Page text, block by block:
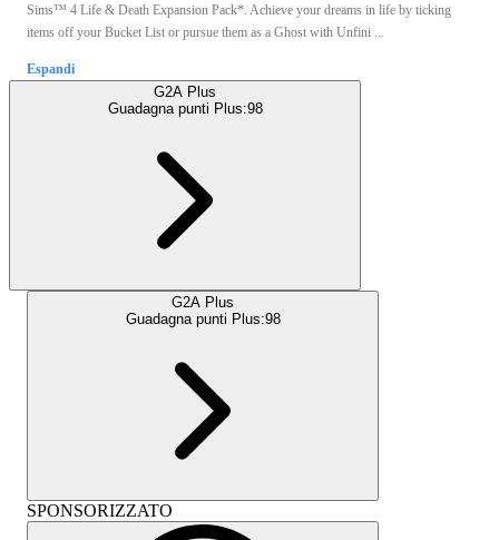
Sims™ 4 Life & Death Expansion Pack*. Achieve your dreams in life by ticking
items off your Bucket List or pursue them as a Ghost with Unfini ...
Espandi
G2A Plus
Guadagna punti Plus:98
G2A Plus
Guadagna punti Plus:98
SPONSORIZZATO